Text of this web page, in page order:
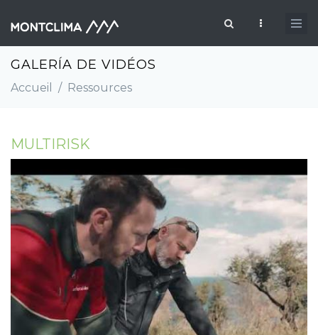
Formulaire de recherche
GALERÍA DE VIDÉOS
Accueil / Ressources
MULTIRISK